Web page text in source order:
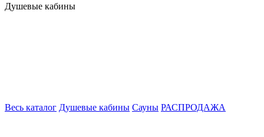
Душевые кабины
Весь каталог Душевые кабины Сауны РАСПРОДАЖА